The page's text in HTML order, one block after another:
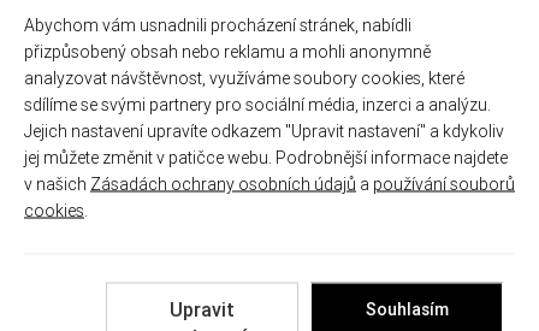
Desert Tech MDRX, ráže 300
BLK, 16", cerná, puška
Momentálně nedostupné
Abychom vám usnadnili procházení stránek, nabídli
přizpůsobený obsah nebo reklamu a mohli anonymně
analyzovat návštěvnost, využíváme soubory cookies, které
sdílíme se svými partnery pro sociální média, inzerci a analýzu.
Jejich nastavení upravíte odkazem "Upravit nastavení" a kdykoliv
jej můžete změnit v patičce webu. Podrobnější informace najdete
v našich Zásadách ochrany osobních údajů a používání souborů
cookies
Upravit
Souhlasím